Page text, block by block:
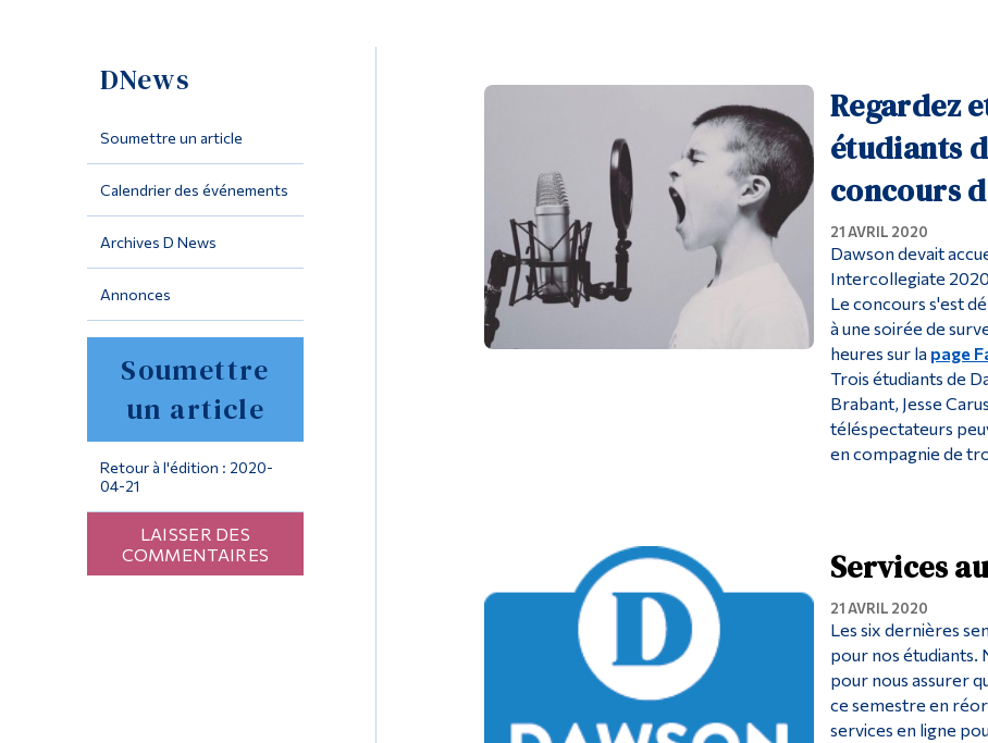
DNews
Soumettre un article
Calendrier des événements
Archives D News
Annonces
Soumettre
un article
Retour à l'édition : 2020-
04-21
LAISSER DES
COMMENTAIRES
Regardez
étudiants
concours
21 AVRIL 2020
Dawson devait
Intercollegiate
Le concours s'est
à une soirée de
heures sur la page
Trois étudiants de
Brabant, Jesse
téléspectateurs
en compagnie de
Services
21 AVRIL 2020
Les six dernières
pour nos étudiants.
pour nous assurer
ce semestre en
services en ligne